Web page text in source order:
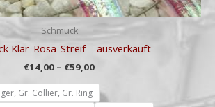
Schmuck
Klar-Rosa-Streif – ausverkauft
€14,00 – €59,00
Gr. Collier, Gr. Ring